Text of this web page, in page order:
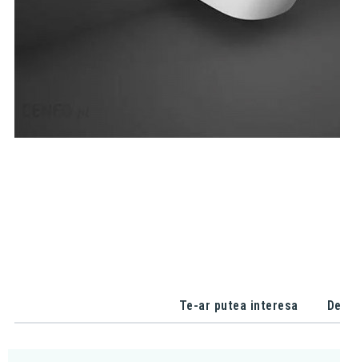
Te-ar putea interesa